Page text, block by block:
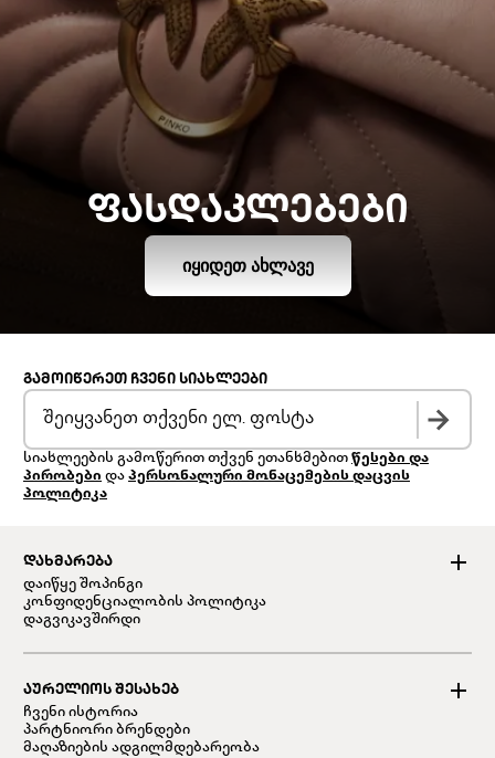
ᲤᲐᲡᲓᲐᲙᲚᲔᲑᲔᲑᲘ
ᲘᲧᲘᲓᲔᲗ ᲐᲮᲚᲐᲕᲔ
ᲓᲐᲮᲛᲐᲠᲔᲑᲐ
დაიწყე შოპინგი
კონფიდენციალობის პოლიტიკა
დაგვიკავშირდი
ᲐᲣᲠᲔᲚᲘᲝᲡ ᲨᲔᲡᲐᲮᲔᲑ
ჩვენი ისტორია
პარტნიორი ბრენდები
მაღაზიების ადგილმდებარეობა
ᲒᲐᲛᲝᲘᲬᲔᲠᲔᲗ ᲩᲕᲔᲜᲘ ᲡᲘᲐᲮᲚᲔᲔᲑᲘ
სიახლეების გამოწერით თქვენ ეთანხმებით წესები და
პირობები და პერსონალური მონაცემების დაცვის
პოლიტიკა